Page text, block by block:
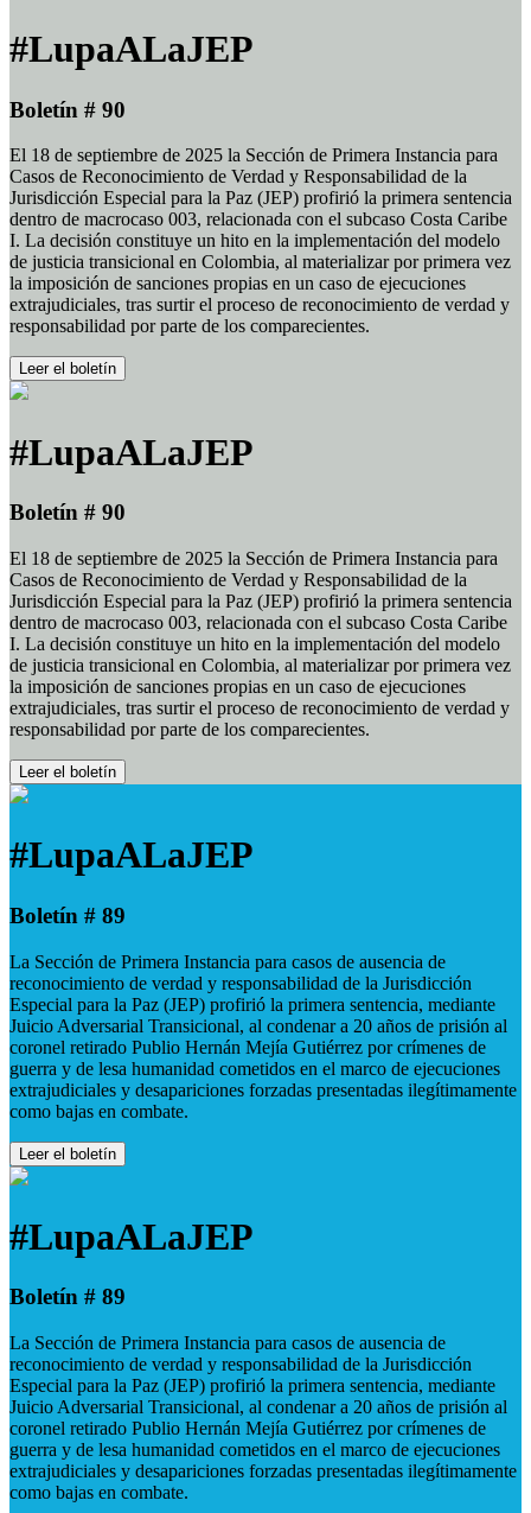
#LupaALaJEP
Boletín # 90
El 18 de septiembre de 2025 la Sección de Primera Instancia para
Casos de Reconocimiento de Verdad y Responsabilidad de la
Jurisdicción Especial para la Paz (JEP) profirió la primera sentencia
dentro de macrocaso 003, relacionada con el subcaso Costa Caribe
I. La decisión constituye un hito en la implementación del modelo
de justicia transicional en Colombia, al materializar por primera vez
la imposición de sanciones propias en un caso de ejecuciones
extrajudiciales, tras surtir el proceso de reconocimiento de verdad y
responsabilidad por parte de los comparecientes.
Leer el boletín
#LupaALaJEP
Boletín # 90
El 18 de septiembre de 2025 la Sección de Primera Instancia para
Casos de Reconocimiento de Verdad y Responsabilidad de la
Jurisdicción Especial para la Paz (JEP) profirió la primera sentencia
dentro de macrocaso 003, relacionada con el subcaso Costa Caribe
I. La decisión constituye un hito en la implementación del modelo
de justicia transicional en Colombia, al materializar por primera vez
la imposición de sanciones propias en un caso de ejecuciones
extrajudiciales, tras surtir el proceso de reconocimiento de verdad y
responsabilidad por parte de los comparecientes.
Leer el boletín
#LupaALaJEP
Boletín # 89
La Sección de Primera Instancia para casos de ausencia de
reconocimiento de verdad y responsabilidad de la Jurisdicción
Especial para la Paz (JEP) profirió la primera sentencia, mediante
Juicio Adversarial Transicional, al condenar a 20 años de prisión al
coronel retirado Publio Hernán Mejía Gutiérrez por crímenes de
guerra y de lesa humanidad cometidos en el marco de ejecuciones
extrajudiciales y desapariciones forzadas presentadas ilegítimamente
como bajas en combate.
Leer el boletín
#LupaALaJEP
Boletín # 89
La Sección de Primera Instancia para casos de ausencia de
reconocimiento de verdad y responsabilidad de la Jurisdicción
Especial para la Paz (JEP) profirió la primera sentencia, mediante
Juicio Adversarial Transicional, al condenar a 20 años de prisión al
coronel retirado Publio Hernán Mejía Gutiérrez por crímenes de
guerra y de lesa humanidad cometidos en el marco de ejecuciones
extrajudiciales y desapariciones forzadas presentadas ilegítimamente
como bajas en combate.